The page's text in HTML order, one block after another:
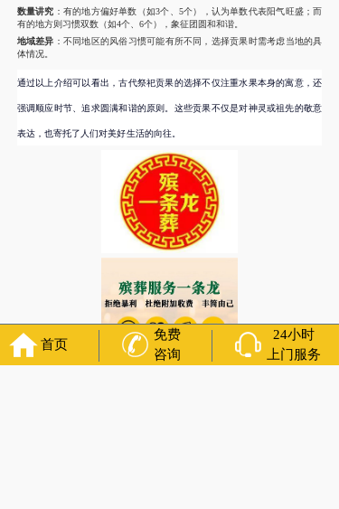
数量讲究 ：有的地方偏好单数（如3个、5个），认为单数代表阳气旺盛；而
有的地方则习惯双数（如4个、6个），象征团圆和和谐。
地域差异 ：不同地区的风俗习惯可能有所不同，选择贡果时需考虑当地的具
体情况。
通过以上介绍可以看出，古代祭祀贡果的选择不仅注重水果本身的寓意，还
强调顺应时节、追求圆满和谐的原则。这些贡果不仅是对神灵或祖先的敬意
表达，也寄托了人们对美好生活的向往。
首页
免费
咨询
24小时
上门服务